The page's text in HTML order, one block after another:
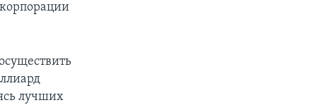
лучших